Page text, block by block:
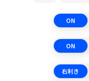
ON
ON
右利き